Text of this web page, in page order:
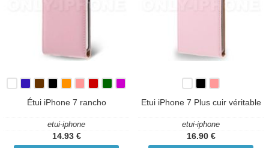
Étui iPhone 7 rancho
etui-iphone
14.93 €
Etui iPhone 7 Plus cuir véritable
etui-iphone
16.90 €